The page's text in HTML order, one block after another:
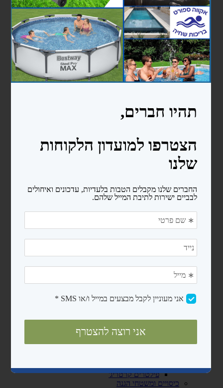
נגישות ובטיחות
מדריכים
אודות
צרו קשר
עוד...
בריכות מלבניות
בריכות פוליאתילן
כימיקלים
סולמות ומעקות
מעקות
סולמות
חימום המים
משאבות לבריכות שחיה
משאבות לבריכות ניידות
משאבות לבריכות בנויות
קיטים משאבה + מסנן חול
רובוטים
פילטרים קרטריג'
כיסויים ומשטחי הגנה